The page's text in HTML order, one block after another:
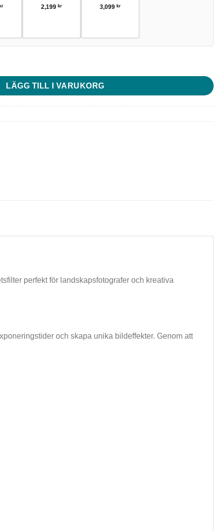
2,199 kr
3,099 kr
LÄGG TILL I VARUKORG
perfekt för landskapsfotografer och kreativa
och skapa unika bildeffekter. Genom att